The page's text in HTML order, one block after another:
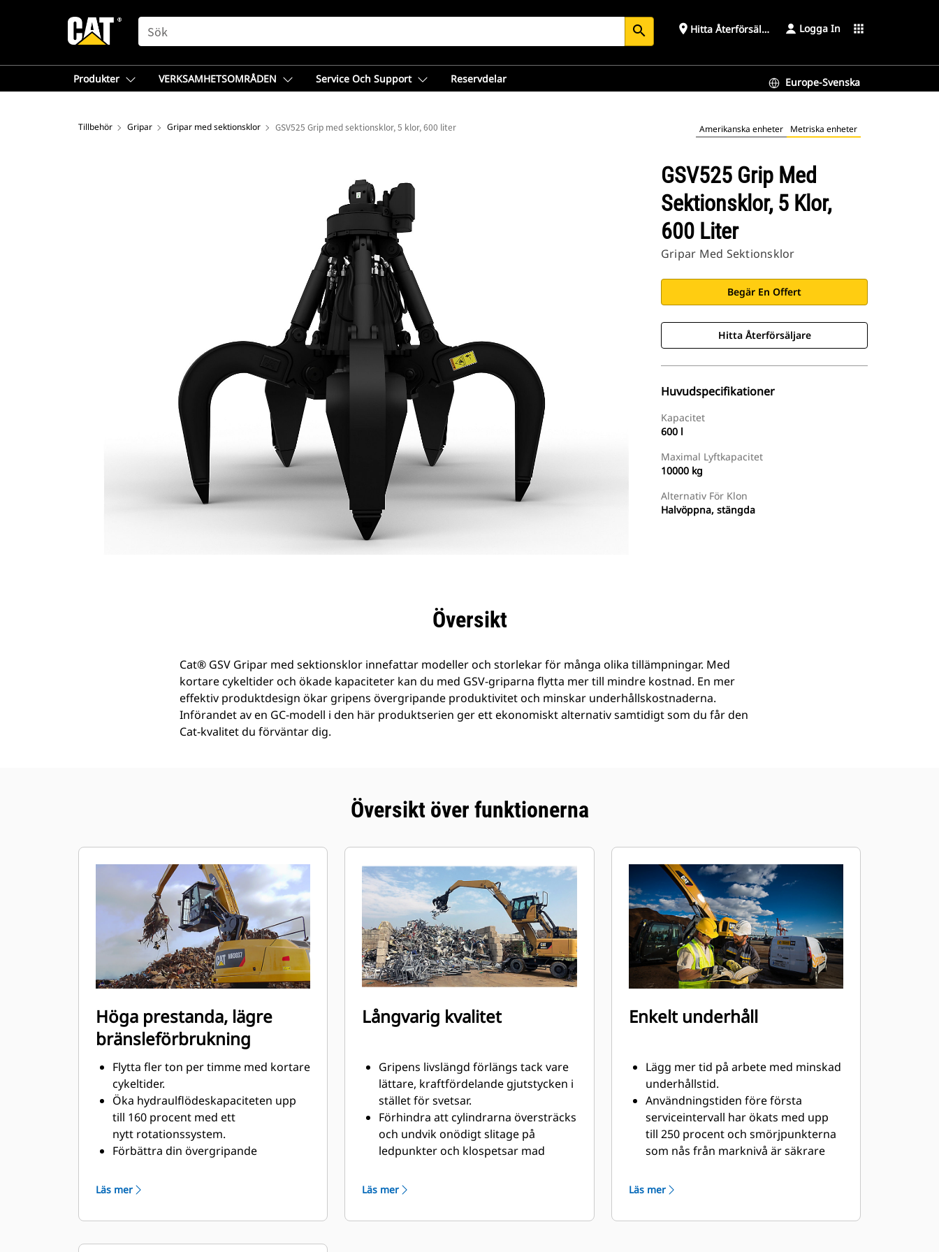
SEARCH search place Hitta Återförsäljare Logga In apps
Produkter VERKSAMHETSOMRÅDEN Service Och Support Reservdelar Europe-Svenska
Tillbehör Gripar Gripar med sektionsklor GSV525 Grip med sektionsklor, 5 klor, 600 liter Amerikanska enheter Metriska enheter
GSV525 Grip Med
Sektionsklor, 5 Klor,
600 Liter
Gripar Med Sektionsklor
Begär En Offert
Hitta Återförsäljare
Huvudspecifikationer
Kapacitet
600 l
Maximal Lyftkapacitet
10000 kg
Alternativ För Klon
Halvöppna, stängda
SpecifikationerÖversikt
Cat® GSV Gripar med sektionsklor innefattar modeller och storlekar för många olika tillämpningar. Med
kortare cykeltider och ökade kapaciteter kan du med GSV-griparna flytta mer till mindre kostnad. En mer
effektiv produktdesign ökar gripens övergripande produktivitet och minskar underhållskostnaderna.
Införandet av en GC-modell i den här produktserien ger ett ekonomiskt alternativ samtidigt som du får den
Cat-kvalitet du förväntar dig.
Översikt över funktionerna
Höga prestanda, lägre
bränsleförbrukning
Flytta fler ton per timme med kortare
cykeltider.
Öka hydraulflödeskapaciteten upp
till 160 procent med ett
nytt rotationssystem.
Förbättra din övergripande
procent tack vare förfinade
Cat-maskinerna är
Läs mer
Långvarig kvalitet
Gripens livslängd förlängs tack vare
lättare, kraftfördelande gjutstycken i
stället för svetsar.
Förhindra att cylindrarna översträcks
och undvik onödigt slitage på
ledpunkter och klospetsar mad
och nedre stopp på griphuset.
konstruktion: innerklor och spetsar
Läs mer
Enkelt underhåll
Lägg mer tid på arbete med minskad
underhållstid.
Användningstiden före första
serviceintervall har ökats med upp
till 250 procent och smörjpunkterna
som nås från marknivå är säkrare
Viktiga hydrauliska komponenter har
spänningar i slangar eliminerar
Läs mer